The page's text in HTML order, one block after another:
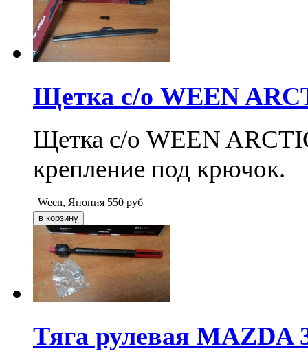
Щетка с/о WEEN
Щетка с/о WEEN
крепление под крючок.
Ween, Япония 550 руб
Тяга рулевая MAZDA